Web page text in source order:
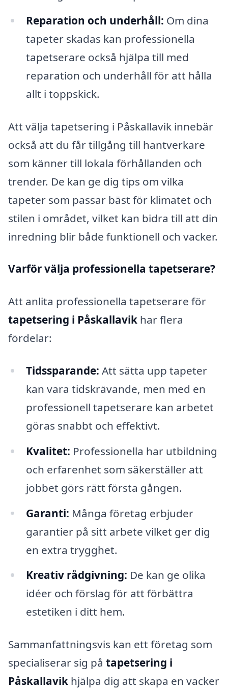
Reparation och underhåll: Om dina
tapeter skadas kan professionella
tapetserare också hjälpa till med
reparation och underhåll för att hålla
allt i toppskick.
Att välja tapetsering i Påskallavik innebär
också att du får tillgång till hantverkare
som känner till lokala förhållanden och
trender. De kan ge dig tips om vilka
tapeter som passar bäst för klimatet och
stilen i området, vilket kan bidra till att din
inredning blir både funktionell och vacker.
Varför välja professionella tapetserare?
Att anlita professionella tapetserare för
tapetsering i Påskallavik har flera
fördelar:
Tidssparande: Att sätta upp tapeter
kan vara tidskrävande, men med en
professionell tapetserare kan arbetet
göras snabbt och effektivt.
Kvalitet: Professionella har utbildning
och erfarenhet som säkerställer att
jobbet görs rätt första gången.
Garanti: Många företag erbjuder
garantier på sitt arbete vilket ger dig
en extra trygghet.
Kreativ rådgivning: De kan ge olika
idéer och förslag för att förbättra
estetiken i ditt hem.
Sammanfattningsvis kan ett företag som
specialiserar sig på tapetsering i
Påskallavik hjälpa dig att skapa en vacker